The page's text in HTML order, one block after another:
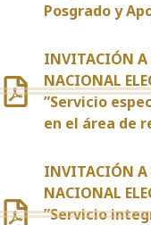
Posgrado y
INVITACIÓN A
NACIONAL
”Servicio
en el área de
INVITACIÓN A
NACIONAL
”Servicio